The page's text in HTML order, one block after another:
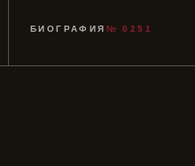
БИОГРАФИЯ № 0251